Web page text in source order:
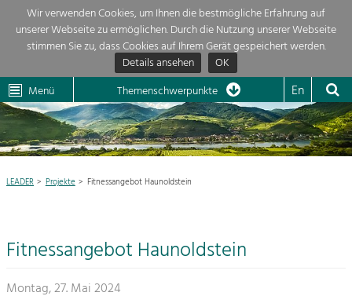
Wir verwenden Cookies, um Ihnen die bestmögliche Erfahrung auf
unserer Webseite zu ermöglichen. Durch die Nutzung unserer Webseite
stimmen Sie zu, dass Cookies auf Ihrem Gerät gespeichert werden.
Details ansehen
OK
Dunkelsteinerwald Klima
Menü Themenschwerpunkte En
Aktuelles 
Region 
Projekte
Mein Projekt
Themenübersicht
Die Regionalentwicklung in unserer Region ist sehr vielfältig. Deshalb
geben wir hier eine Übersicht über unsere Themenschwerpunkte. Für
mehr Informationen einfach das Thema anklicken und schon werden alle
Projekte in diesem Kontext angezeigt.
Natur- &
Baukultur
LEADER Projekte Fitnessangebot Haunoldstein
Fitnessangebot Haunoldstein
Montag, 27. Mai 2024